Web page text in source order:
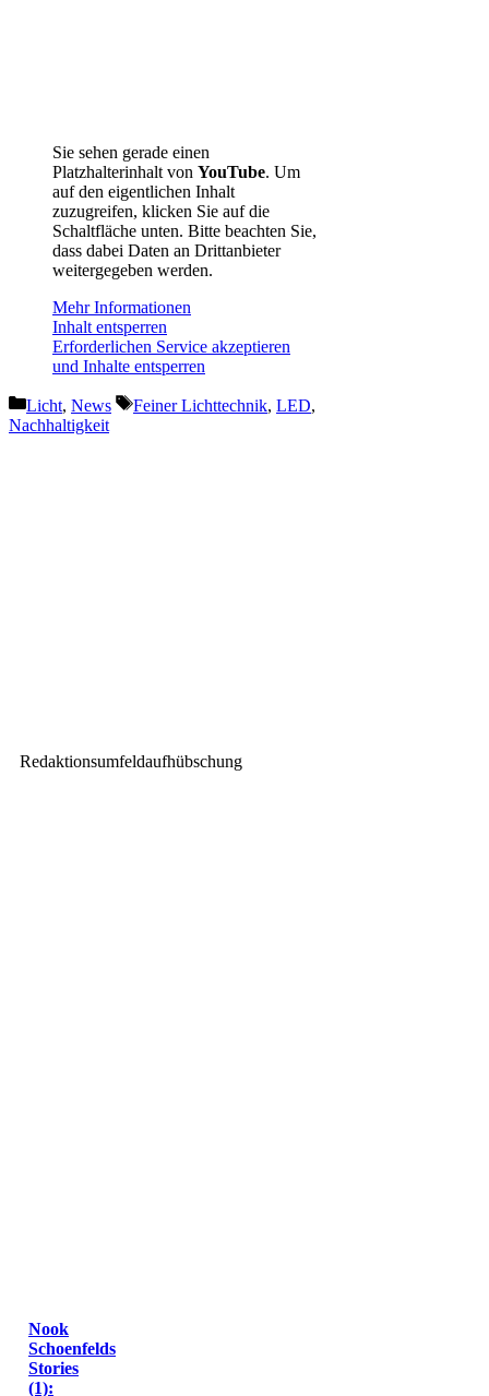
Sie sehen gerade einen
Platzhalterinhalt von YouTube. Um
auf den eigentlichen Inhalt
zuzugreifen, klicken Sie auf die
Schaltfläche unten. Bitte beachten Sie,
dass dabei Daten an Drittanbieter
weitergegeben werden.
Mehr Informationen
Inhalt entsperren
Erforderlichen Service akzeptieren
und Inhalte entsperren
Kategorien
Licht, News Schlagwörter
Feiner Lichttechnik, LED,
Nachhaltigkeit
Redaktionsumfeldaufhübschung
Nook
Schoenfelds
Stories
(1):